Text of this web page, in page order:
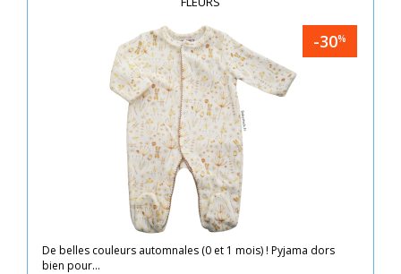
-30%
De belles couleurs automnales (0 et 1 mois) ! Pyjama dors
bien pour...